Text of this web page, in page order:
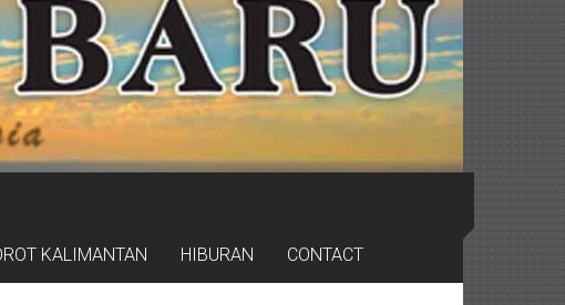
KALIMANTAN HIBURAN CONTACT